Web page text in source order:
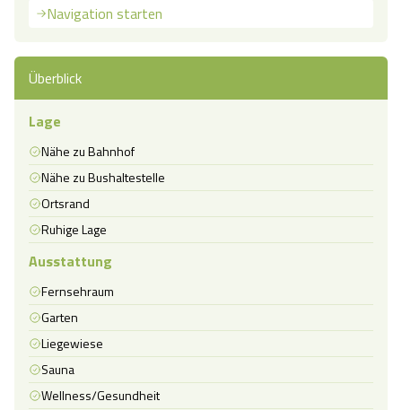
Navigation starten
Überblick
Lage
Nähe zu Bahnhof
Nähe zu Bushaltestelle
Ortsrand
Ruhige Lage
Ausstattung
Fernsehraum
Garten
Liegewiese
Sauna
Wellness/Gesundheit